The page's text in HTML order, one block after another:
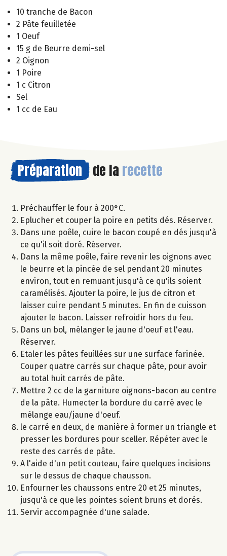
10 tranche de Bacon
2 Pâte feuilletée
1 Oeuf
15 g de Beurre demi-sel
2 Oignon
1 Poire
1 c Citron
Sel
1 cc de Eau
Préparation de la recette
Préchauffer le four à 200°C.
Eplucher et couper la poire en petits dés. Réserver.
Dans une poêle, cuire le bacon coupé en dés jusqu'à
ce qu'il soit doré. Réserver.
Dans la même poêle, faire revenir les oignons avec
le beurre et la pincée de sel pendant 20 minutes
environ, tout en remuant jusqu'à ce qu'ils soient
caramélisés. Ajouter la poire, le jus de citron et
laisser cuire pendant 5 minutes. En fin de cuisson
ajouter le bacon. Laisser refroidir hors du feu.
Dans un bol, mélanger le jaune d'oeuf et l'eau.
Réserver.
Etaler les pâtes feuillées sur une surface farinée.
Couper quatre carrés sur chaque pâte, pour avoir
au total huit carrés de pâte.
Mettre 2 cc de la garniture oignons-bacon au centre
de la pâte. Humecter la bordure du carré avec le
mélange eau/jaune d'oeuf.
le carré en deux, de manière à former un triangle et
presser les bordures pour sceller. Répéter avec le
reste des carrés de pâte.
A l'aide d'un petit couteau, faire quelques incisions
sur le dessus de chaque chausson.
Enfourner les chaussons entre 20 et 25 minutes,
jusqu'à ce que les pointes soient bruns et dorés.
Servir accompagnée d'une salade.